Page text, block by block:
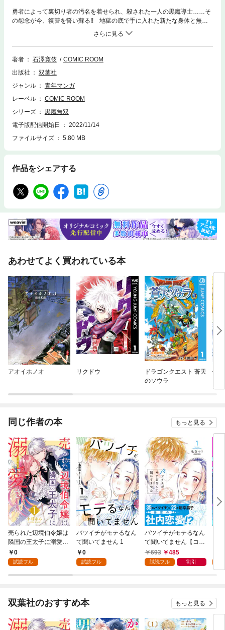
勇者によって裏切り者の汚名を着せられ、殺された一人の黒魔導士……そ
の怨念が今、復讐を誓い蘇る!! 地獄の底で手に入れた新たな身体と無双
の魔力で、立ちはだかる全てを薙ぎ払え!! 第一話公開以降、その圧倒的
画力と巧みなストーリーが大きな反響を生んだ“令和のダークファンタジ
ー”、ついに登場!!
著者
石澤寛伎
COMIC ROOM
出版社
双葉社
ジャンル
青年マンガ
レーベル
COMIC ROOM
シリーズ
黒魔無双
電子版配信開始日
2022/11/14
ファイルサイズ
5.80 MB
作品をシェアする
あわせてよく買われている本
アオイホノオ リクドウ
ドラゴンクエスト 蒼天
のソウラ
働
同じ作者の本 もっと見る
売られた辺境伯令嬢は
隣国の王太子に溺愛さ
れる 1
0
試読フル
バツイチがモテるなん
て聞いてません 1
0
試読フル
バツイチがモテるなん
て聞いてません【コミ
ックス版】 1
693 485
試読フル 割引
双葉社のおすすめ本 もっと見る